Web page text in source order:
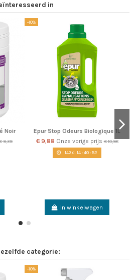
in
Noir
9,39
-10%
Epur Stop Odeurs Biologique 1L
€ 9,88 Onze vorige prijs€ 10,98
143d. 14:40:51
In winkelwagen
categorie:
-10%